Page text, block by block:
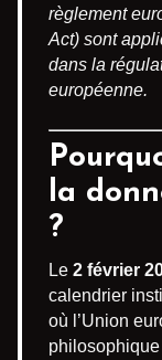
règlement
Act) sont
dans la
européenne.
la
?
Le 2 février
calendrier
où l’Union
philosophique